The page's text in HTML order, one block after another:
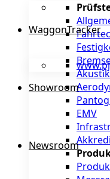
Akustik
EMV
WaggonTracker
Showroom
Newsroom